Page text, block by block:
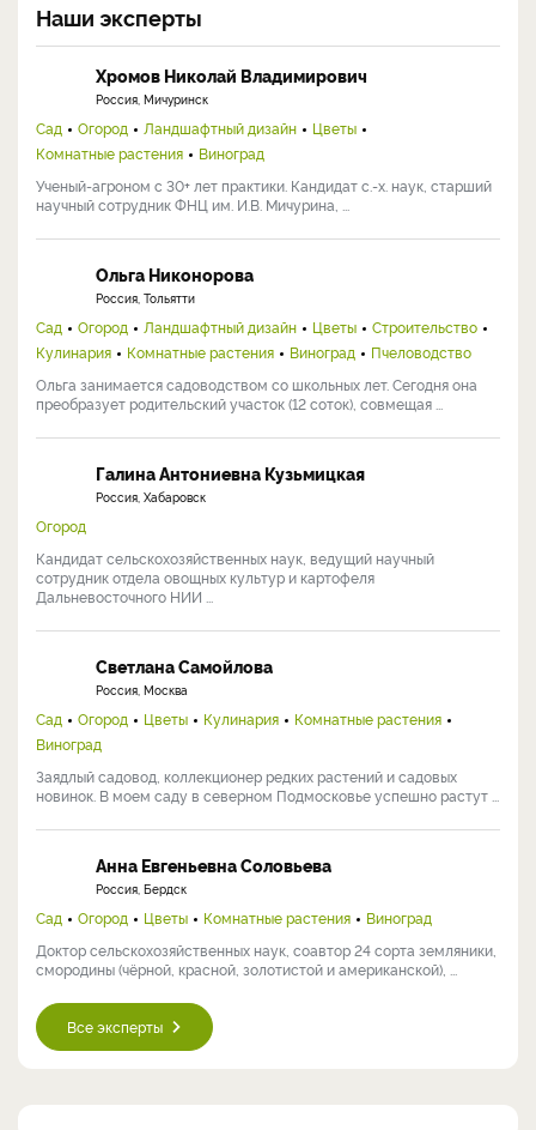
Наши эксперты
Хромов Николай Владимирович
Россия, Мичуринск
Сад Огород Ландшафтный дизайн
Цветы
Комнатные растения
Виноград
Ученый-агроном с 30+ лет практики. Кандидат с.-х. наук, старший
научный сотрудник ФНЦ им. И.В. Мичурина, ...
Ольга Никонорова
Россия, Тольятти
Сад Огород Ландшафтный дизайн Цветы
Строительство
Кулинария
Комнатные растения Виноград
Пчеловодство
Ольга занимается садоводством со школьных лет. Сегодня она
преобразует родительский участок (12 соток), совмещая ...
Галина Антониевна Кузьмицкая
Россия, Хабаровск
Огород
Кандидат сельскохозяйственных наук, ведущий научный
сотрудник отдела овощных культур и картофеля
Дальневосточного НИИ ...
Светлана Самойлова
Россия, Москва
Сад Огород Цветы Кулинария
Комнатные растения
Виноград
Заядлый садовод, коллекционер редких растений и садовых
новинок. В моем саду в северном Подмосковье успешно растут ...
Анна Евгеньевна Соловьева
Россия, Бердск
Сад Огород Цветы Комнатные растения
Виноград
Доктор сельскохозяйственных наук, соавтор 24 сорта земляники,
смородины (чёрной, красной, золотистой и американской), ...
Все эксперты